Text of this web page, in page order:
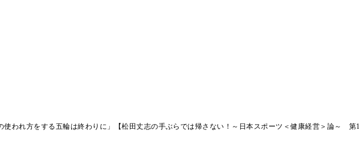
使われ方をする五輪は終わりに」【松田丈志の手ぶらでは帰さない！～日本スポーツ＜健康経営＞論～ 第